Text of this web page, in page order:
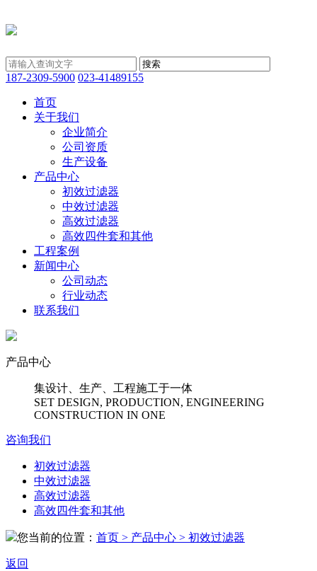
187-2309-5900 023-41489155
首页
关于我们
企业简介
公司资质
生产设备
产品中心
初效过滤器
中效过滤器
高效过滤器
高效四件套和其他
工程案例
新闻中心
公司动态
行业动态
联系我们
产品中心
集设计、生产、工程施工于一体
SET DESIGN, PRODUCTION, ENGINEERING
CONSTRUCTION IN ONE
咨询我们
初效过滤器
中效过滤器
高效过滤器
高效四件套和其他
您当前的位置： 首页 > 产品中心 > 初效过滤器
返回